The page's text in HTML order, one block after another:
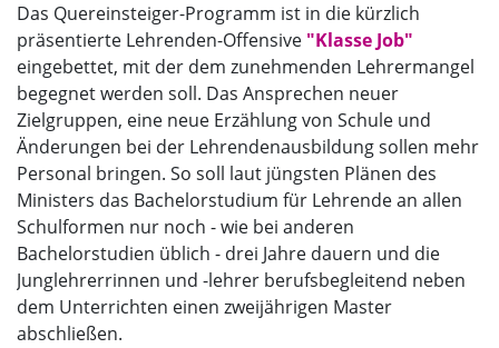
Das Quereinsteiger-Programm ist in die kürzlich
präsentierte Lehrenden-Offensive "Klasse Job"
eingebettet, mit der dem zunehmenden Lehrermangel
begegnet werden soll. Das Ansprechen neuer
Zielgruppen, eine neue Erzählung von Schule und
Änderungen bei der Lehrendenausbildung sollen mehr
Personal bringen. So soll laut jüngsten Plänen des
Ministers das Bachelorstudium für Lehrende an allen
Schulformen nur noch - wie bei anderen
Bachelorstudien üblich - drei Jahre dauern und die
Junglehrerrinnen und -lehrer berufsbegleitend neben
dem Unterrichten einen zweijährigen Master
abschließen.